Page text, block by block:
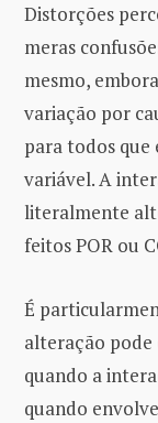
Distorções
meras
mesmo,
variação por
para todos que
variável. A
literalmente
feitos POR ou
É
alteração
quando a
quando